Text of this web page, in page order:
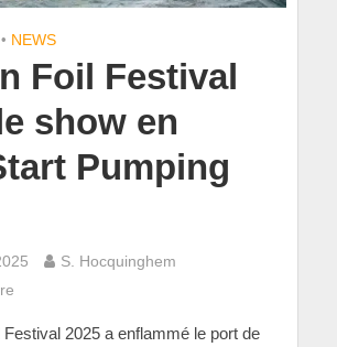
• NEWS
Foil Festival
show en
Pumping
S. Hocquinghem
2025 a enflammé le port de